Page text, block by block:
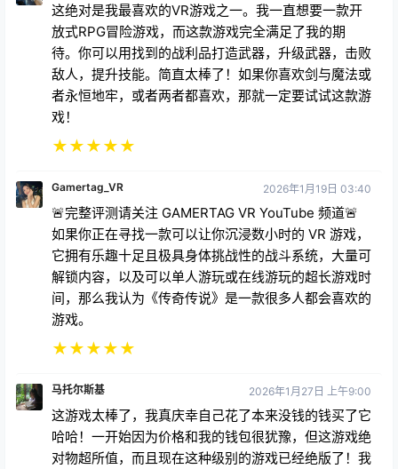
这绝对是我最喜欢的VR游戏之一。我一直想要一款开
放式RPG冒险游戏，而这款游戏完全满足了我的期
待。你可以用找到的战利品打造武器，升级武器，击败
敌人，提升技能。简直太棒了！如果你喜欢剑与魔法或
者永恒地牢，或者两者都喜欢，那就一定要试试这款游
戏！
★★★★★
Gamertag_VR 2026年1月19日 03:40
🚨完整评测请关注 GAMERTAG VR YouTube 频道🚨
如果你正在寻找一款可以让你沉浸数小时的 VR 游戏，
它拥有乐趣十足且极具身体挑战性的战斗系统，大量可
解锁内容，以及可以单人游玩或在线游玩的超长游戏时
间，那么我认为《传奇传说》是一款很多人都会喜欢的
游戏。
★★★★★
马托尔斯基 2026年1月27日 上午9:00
这游戏太棒了，我真庆幸自己花了本来没钱的钱买了它
哈哈！一开始因为价格和我的钱包很犹豫，但这游戏绝
对物超所值，而且现在这种级别的游戏已经绝版了！我